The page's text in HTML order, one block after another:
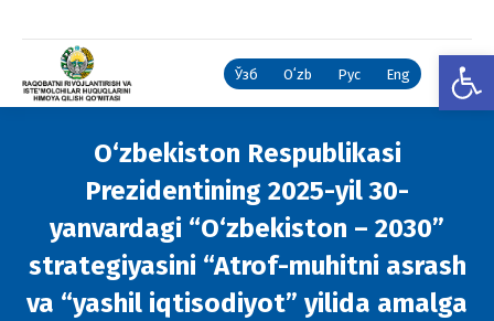
Ўзб Oʻzb Рус Eng
O‘zbekiston Respublikasi
Prezidentining 2025-yil 30-
yanvardagi “O‘zbekiston – 2030”
strategiyasini “Atrof-muhitni asrash
va “yashil iqtisodiyot” yilida amalga